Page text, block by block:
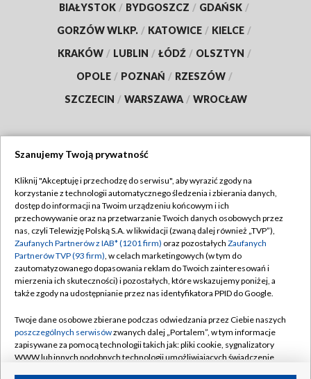
BIAŁYSTOK / BYDGOSZCZ / GDAŃSK /
GORZÓW WLKP. / KATOWICE / KIELCE /
KRAKÓW / LUBLIN / ŁÓDŹ / OLSZTYN /
OPOLE / POZNAŃ / RZESZÓW /
SZCZECIN / WARSZAWA / WROCŁAW
TVP
Abonament TVP
Emisja w TVP
Centrum informacji TVP
Naziemna Telewizja Cyfrowa
Rada Programowa
System NOS
Informacje o nadawcy
Regulamin TVP
Polityka prywatności
Moje zgody
Pomoc
Kontakt
Szanujemy Twoją prywatność
Kliknij "Akceptuję i przechodzę do serwisu", aby wyrazić zgody na
korzystanie z technologii automatycznego śledzenia i zbierania danych,
dostęp do informacji na Twoim urządzeniu końcowym i ich
przechowywanie oraz na przetwarzanie Twoich danych osobowych przez
nas, czyli Telewizję Polską S.A. w likwidacji (zwaną dalej również „TVP”),
Zaufanych Partnerów z IAB* (1201 firm) oraz pozostałych Zaufanych
Partnerów TVP (93 firm), w celach marketingowych (w tym do
zautomatyzowanego dopasowania reklam do Twoich zainteresowań i
mierzenia ich skuteczności) i pozostałych, które wskazujemy poniżej, a
także zgody na udostępnianie przez nas identyfikatora PPID do Google.
Twoje dane osobowe zbierane podczas odwiedzania przez Ciebie naszych
poszczególnych serwisówzwanych dalej „Portalem”, w tym informacje
zapisywane za pomocą technologii takich jak: pliki cookie, sygnalizatory
WWW lub innych podobnych technologii umożliwiających świadczenie